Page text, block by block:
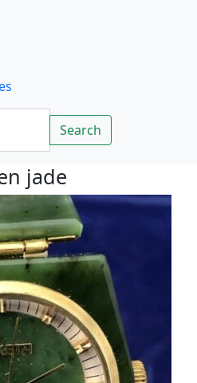
Rechercher
Search
jade